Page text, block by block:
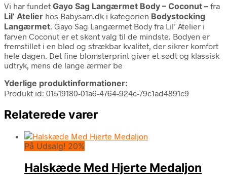
Vi har fundet Gayo Sag Langærmet Body – Coconut – fra
Lil’ Atelier hos Babysam.dk i kategorien Bodystocking
Langærmet. Gayo Sag Langærmet Body fra Lil’ Atelier i
farven Coconut er et skønt valg til de mindste. Bodyen er
fremstillet i en blød og strækbar kvalitet, der sikrer komfort
hele dagen. Det fine blomsterprint giver et sødt og klassisk
udtryk, mens de lange ærmer be
Yderlige produktinformationer:
Produkt id: 01519180-01a6-4764-924c-79c1ad4891c9
Relaterede varer
På Udsalg! 20%
Halskæde Med Hjerte Medaljon